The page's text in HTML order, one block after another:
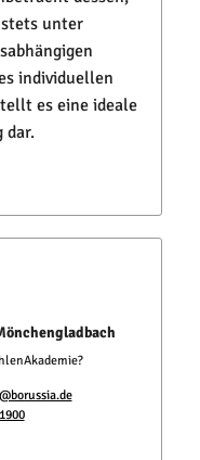
stets unter
individuellen
es eine ideale
dar.